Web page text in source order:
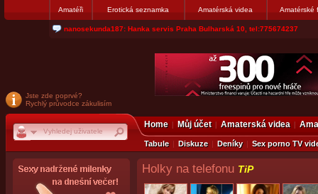
Amatéři Erotická seznamka Amatérská videa Amatérské
nanosekunda187: Hanka servis Praha Bulharská 10, tel:775674237
Jste zde poprvé?
Rychlý průvodce zákulisím
Home Můj účet Amaterská videa
Tabule Diskuze Deníky Sex porno TV
Holky na telefonu TiP